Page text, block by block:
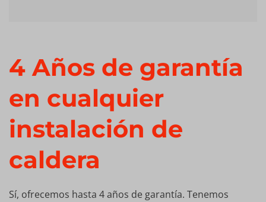
4 Años de garantía
en cualquier
instalación de
caldera
Sí, ofrecemos hasta 4 años de garantía. Tenemos